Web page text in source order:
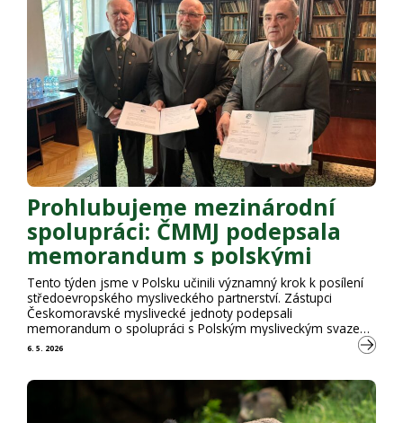
Prohlubujeme mezinárodní
spolupráci: ČMMJ podepsala
memorandum s polskými
kolegy
6. 5. 2026
Tento týden jsme v Polsku učinili významný krok k posílení
středoevropského mysliveckého partnerství. Zástupci
Českomoravské myslivecké jednoty podepsali
memorandum o spolupráci s Polským mysliveckým svazem
(Polski Związek Łowiecki). Totéž učinila i Slovenská
podobným výzvám a že koordinovaný postup je pro
budoucnost moderní myslivosti a ochrany přírody důležitý.